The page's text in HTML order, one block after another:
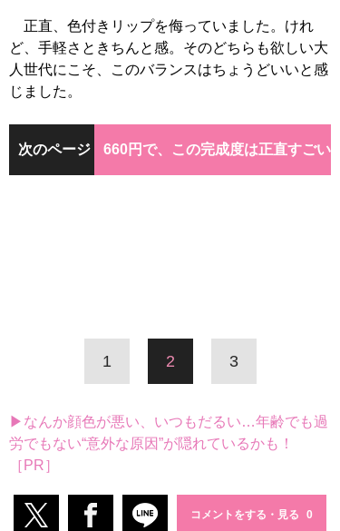
正直、色付きリップを侮っていました。けれ
ど、手軽さときちんと感。そのどちらも欲しい大
人世代にこそ、このバランスはちょうどいいと感
じました。
次のページ 660円で、この完成度は正直すごい
1 2 3
▶なんか顔色が悪い、いつもだるい…年齢でも過
労でもない“意外な原因”が隠れているかも！
［PR］
コメントをする・見る